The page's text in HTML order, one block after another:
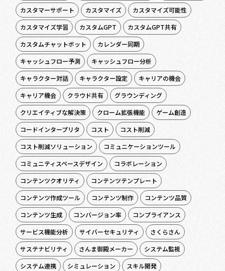
カスタマーサポート
カスタマイズ
カスタマイズ可能性
カスタマイズ学習
カスタムGPT
カスタムGPT共有
カスタムチャットボット
カレンダー同期
キャッシュフロー予測
キャッシュフロー分析
キャラクター対話
キャラクター設定
キャリアの機会
キャリア機会
クラウド共有
グラウンディング
クリエイティブな解決策
クローム拡張機能
ゲーム創造
コードインタープリタ
コスト
コスト削減
コスト削減ソリューション
コミュニケーションツール
コミュニティスペースデザイン
コラボレーション
コンテンツクオリティ
コンテンツテンプレート
コンテンツ作成ツール
コンテンツ制作
コンテンツ品質
コンテンツ生成
コンバージョン率
コンプライアンス
サービス機能分析
サイバーセキュリティ
さくらさん
サステナビリティ
さんま御殿メーカー
システム監視
システム連携
シミュレーション スキル開発